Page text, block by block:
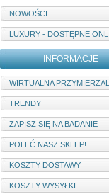
NOWOŚCI
LUXURY - DOSTĘPNE
INFORMACJE
WIRTUALNA
TRENDY
ZAPISZ SIĘ NA BADANIE
POLEĆ NASZ SKLEP!
KOSZTY DOSTAWY
KOSZTY WYSYŁKI